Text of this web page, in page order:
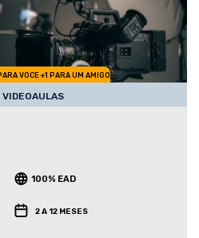
VOCE +1 PARA UM AMIGO
VIDEOAULAS
100% EAD
2 A 12 MESES